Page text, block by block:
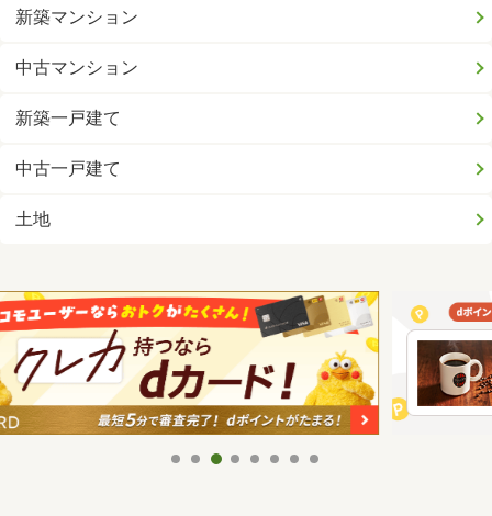
新築マンション
中古マンション
新築一戸建て
中古一戸建て
土地